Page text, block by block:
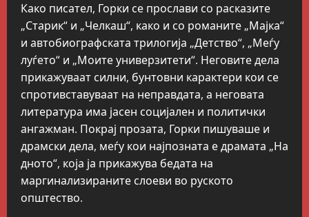
Како писател, Горки се прослави со расказите
„Старик“ и „Челкаш“, како и со романите „Мајка“
и автобиографската трилогија „Детство“, „Меѓу
луѓето“ и „Моите универзитети“. Неговите дела
прикажуваат силни, бунтовни карактери кои се
спротивставуваат на неправдата, а неговата
литература има јасен социјален и политички
ангажман. Покрај прозата, Горки пишуваше и
драмски дела, меѓу кои најпозната е драмата „На
дното“, која ја прикажува бедата на
маргинализираните слоеви во руското
општество.